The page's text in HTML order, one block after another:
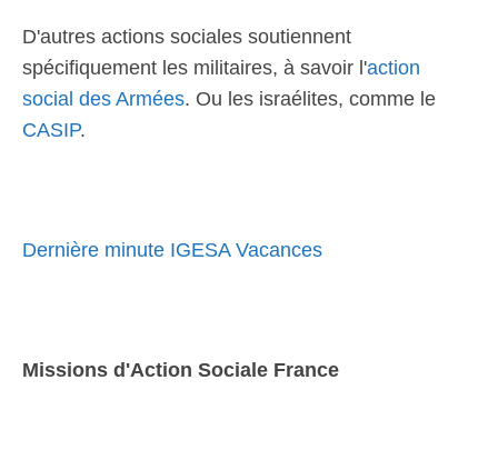
D'autres actions sociales soutiennent
spécifiquement les militaires, à savoir l'action
social des Armées. Ou les israélites, comme le
CASIP.
Dernière minute IGESA Vacances
Missions d'Action Sociale France